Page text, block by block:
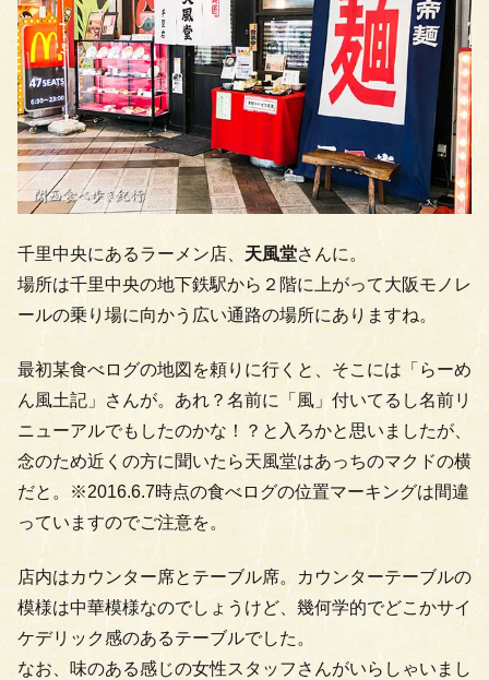
千里中央にあるラーメン店、 天風堂さんに。
場所は千里中央の地下鉄駅から２階に上がって大阪モノレ
ールの乗り場に向かう広い通路の場所にありますね。
最初某食べログの地図を頼りに行くと、そこには「らーめ
ん風土記」さんが。あれ？名前に「風」付いてるし名前リ
ニューアルでもしたのかな！？と入ろかと思いましたが、
念のため近くの方に聞いたら天風堂はあっちのマクドの横
だと。※2016.6.7時点の食べログの位置マーキングは間違
っていますのでご注意を。
店内はカウンター席とテーブル席。カウンターテーブルの
模様は中華模様なのでしょうけど、幾何学的でどこかサイ
ケデリック感のあるテーブルでした。
なお、味のある感じの女性スタッフさんがいらしゃいまし